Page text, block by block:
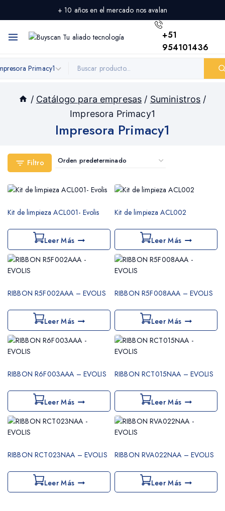
+ 10 años en el mercado nos avalan
+51
954101436
/ Catálogo para empresas / Suministros /
Impresora Primacy1
Impresora Primacy1
Filtro
Kit de limpieza ACL001- Evolis
Leer Más
Kit de limpieza ACL002
Leer Más
RIBBON R5F002AAA – EVOLIS
Leer Más
RIBBON R5F008AAA – EVOLIS
Leer Más
RIBBON R6F003AAA – EVOLIS
Leer Más
RIBBON RCT015NAA – EVOLIS
Leer Más
RIBBON RCT023NAA – EVOLIS
Leer Más
RIBBON RVA022NAA – EVOLIS
Leer Más